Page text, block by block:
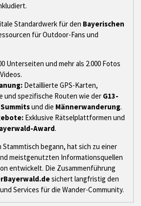
Standardwerk für den Bayerischen
für Outdoor-Fans und
Unterseiten und mehr als 2.000 Fotos
Detaillierte GPS-Karten,
und spezifische Routen wie der G13-
und die Männerwanderung.
Exklusive Rätselplattformen und
Award.
Stammtisch begann, hat sich zu einer
meistgenutzten Informationsquellen
entwickelt. Die Zusammenführung
sichert langfristig den
Services für die Wander-Community.